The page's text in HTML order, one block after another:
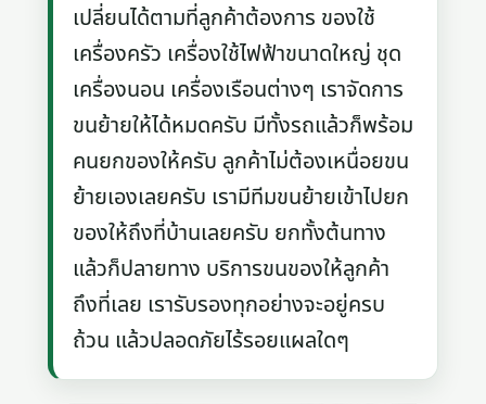
เปลี่ยนได้ตามที่ลูกค้าต้องการ ของใช้
เครื่องครัว เครื่องใช้ไฟฟ้าขนาดใหญ่ ชุด
เครื่องนอน เครื่องเรือนต่างๆ เราจัดการ
ขนย้ายให้ได้หมดครับ มีทั้งรถแล้วก็พร้อม
คนยกของให้ครับ ลูกค้าไม่ต้องเหนื่อยขน
ย้ายเองเลยครับ เรามีทีมขนย้ายเข้าไปยก
ของให้ถึงที่บ้านเลยครับ ยกทั้งต้นทาง
แล้วก็ปลายทาง บริการขนของให้ลูกค้า
ถึงที่เลย เรารับรองทุกอย่างจะอยู่ครบ
ถ้วน แล้วปลอดภัยไร้รอยแผลใดๆ